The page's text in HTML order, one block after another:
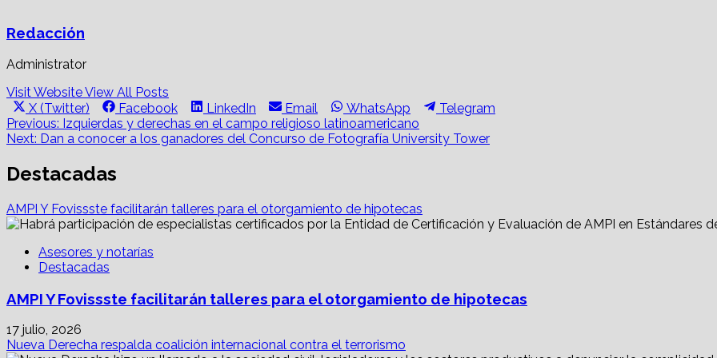
Redacción
Administrator
Visit WebsiteView All Posts
Share
on
X (Twitter)
Share
on
Facebook
Share
on
LinkedIn
Share
on
Email
Share
on
WhatsApp
Share
Telegram
Post
navigation
Previous: Izquierdas y derechas en el campo religioso latinoamericano
Next: Dan a conocer a los ganadores del Concurso de Fotografía University Tower
Destacadas
AMPI Y Fovissste facilitarán talleres para el otorgamiento de hipotecas
Asesores y notarías
Destacadas
AMPI Y Fovissste facilitarán talleres para el otorgamiento de hipotecas
17 julio, 2026
Nueva Derecha respalda coalición internacional contra el terrorismo